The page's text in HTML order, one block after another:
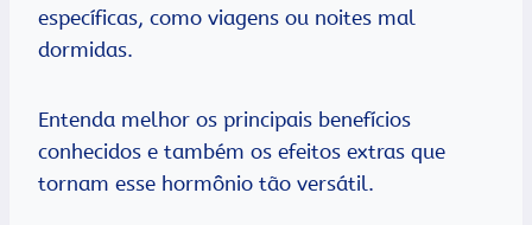
específicas, como viagens ou noites mal
dormidas.
Entenda melhor os principais benefícios
conhecidos e também os efeitos extras que
tornam esse hormônio tão versátil.